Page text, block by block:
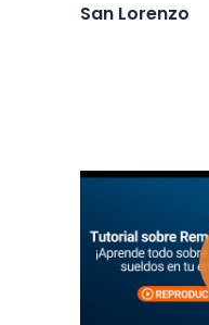
San Lorenzo